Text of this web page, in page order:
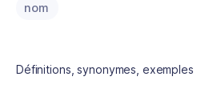
nom
Définitions, synonymes, exemples